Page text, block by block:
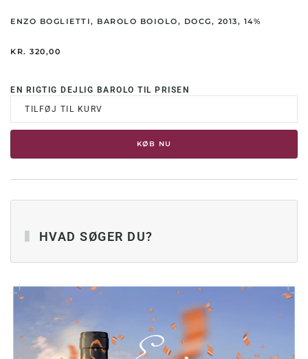
ENZO BOGLIETTI, BAROLO BOIOLO, DOCG, 2013, 14%
KR. 320,00
EN RIGTIG DEJLIG BAROLO TIL PRISEN
TILFØJ TIL KURV
KØB NU
HVAD SØGER DU?